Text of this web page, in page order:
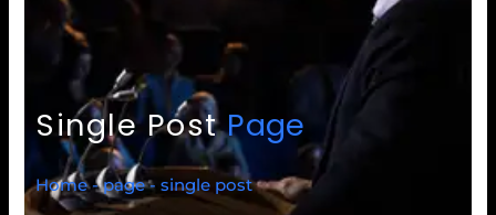
Single PostPage
Home - page - single post